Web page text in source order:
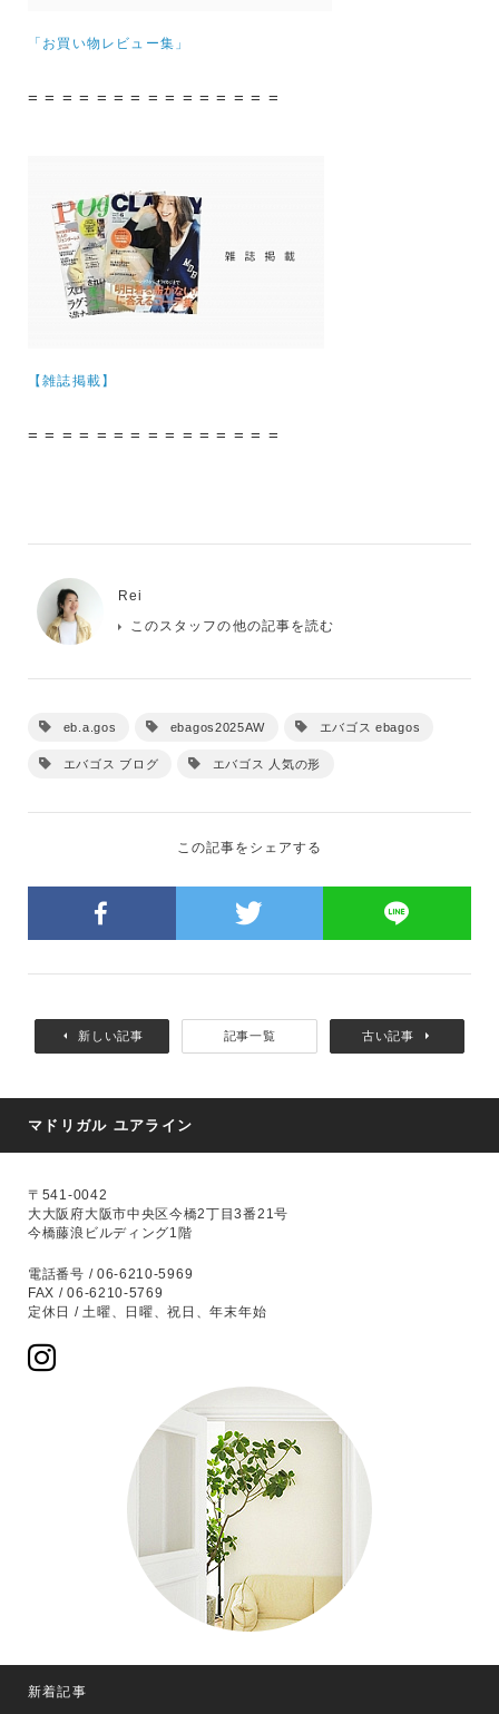
「お買い物レビュー集」
= = = = = = = = = = = = = = =
【雑誌掲載】
= = = = = = = = = = = = = = =
Rei
このスタッフの他の記事を読む
eb.a.gos ebagos2025AW エバゴス ebagos
エバゴス ブログ エバゴス 人気の形
この記事をシェアする
新しい記事 記事一覧 古い記事
マドリガル ユアライン
〒541-0042
大大阪府大阪市中央区今橋2丁目3番21号
今橋藤浪ビルディング1階
電話番号 / 06-6210-5969
FAX / 06-6210-5769
定休日 / 土曜、日曜、祝日、年末年始
新着記事